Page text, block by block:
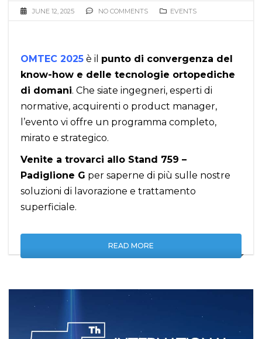
JUNE 12, 2025 NO COMMENTS EVENTS
OMTEC 2025 è il punto di convergenza del
know-how e delle tecnologie ortopediche
di domani. Che siate ingegneri, esperti di
normative, acquirenti o product manager,
l’evento vi offre un programma completo,
mirato e strategico.
Venite a trovarci allo Stand 759 –
Padiglione G per saperne di più sulle nostre
soluzioni di lavorazione e trattamento
superficiale.
READ MORE